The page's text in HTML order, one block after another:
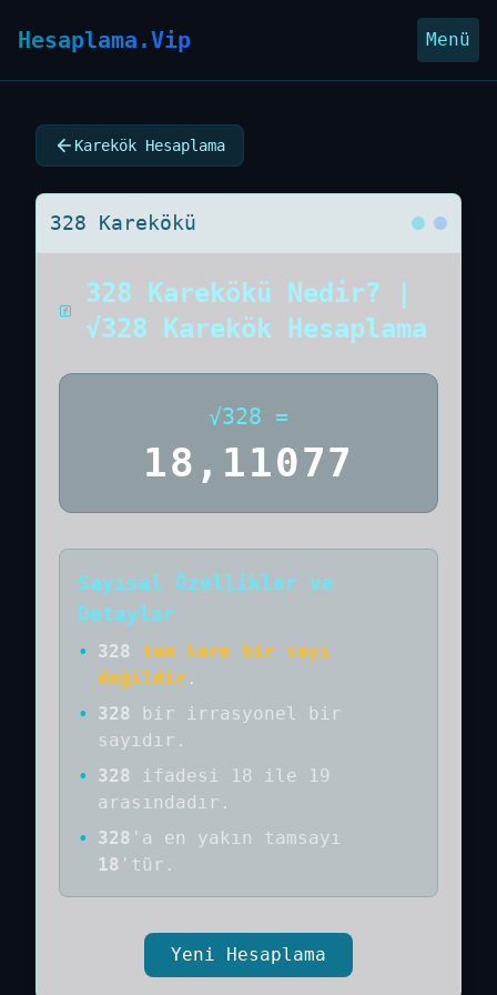
Hesaplama.Vip Menü
Karekök Hesaplama
328 Karekökü
328 Karekökü Nedir? |
√328 Karekök Hesaplama
√328 =
18,11077
Sayısal Özellikler ve
Detaylar
• 328
tam kare bir sayı
değildir .
•
328 bir
irrasyonel bir
sayıdır .
•
328
ifadesi 18 ile 19
arasındadır.
•
328 'a en yakın tamsayı
18 'tür.
Yeni Hesaplama